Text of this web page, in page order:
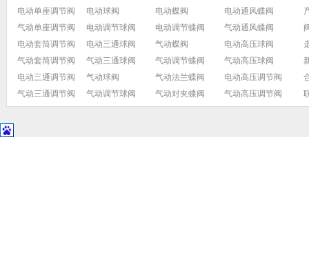
电动单座调节阀
气动单座调节阀
电动套筒调节阀
气动套筒调节阀
电动三通调节阀
气动三通调节阀
电动球阀
电动调节球阀
电动三通球阀
气动三通球阀
气动球阀
气动调节球阀
电动蝶阀
电动调节蝶阀
气动蝶阀
气动调节蝶阀
气动法兰蝶阀
气动对夹蝶阀
电动通风蝶阀
气动通风蝶阀
电动高压球阀
气动高压球阀
电动高压调节阀
气动高压调节阀